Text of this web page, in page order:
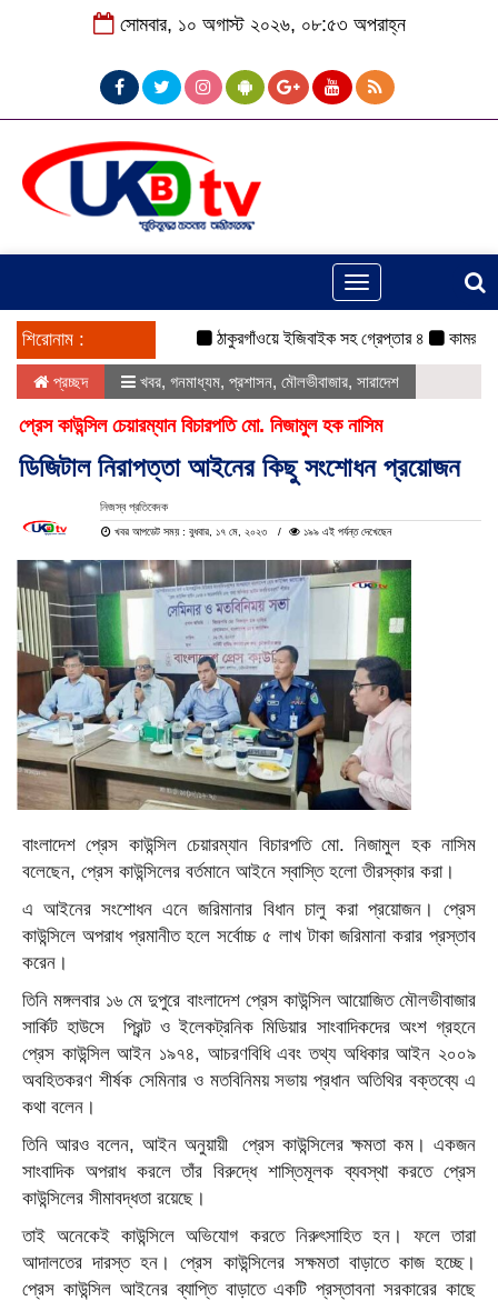
সোমবার, ১০ অগাস্ট ২০২৬, ০৮:৫৩ অপরাহ্ন
Toggle
navigation
শিরোনাম : ঠাকুরগাঁওয়ে ইজিবাইক সহ গ্রেপ্তার ৪ কামরুল-জসিম
প্রচ্ছদ খবর, গনমাধ্যম, প্রশাসন, মৌলভীবাজার, সারাদেশ
প্রেস কাউন্সিল চেয়ারম্যান বিচারপতি মো. নিজামুল হক নাসিম
ডিজিটাল নিরাপত্তা আইনের কিছু সংশোধন প্রয়োজন
নিজস্ব প্রতিবেদক
খবর আপডেট সময় : বুধবার, ১৭ মে, ২০২৩ ১৯৯ এই পর্যন্ত দেখেছেন
বাংলাদেশ প্রেস কাউন্সিল চেয়ারম্যান বিচারপতি মো. নিজামুল হক নাসিম
বলেছেন, প্রেস কাউন্সিলের বর্তমানে আইনে স্বাস্তি হলো তীরস্কার করা।
এ আইনের সংশোধন এনে জরিমানার বিধান চালু করা প্রয়োজন। প্রেস
কাউন্সিলে অপরাধ প্রমানীত হলে সর্বোচ্চ ৫ লাখ টাকা জরিমানা করার প্রস্তাব
করেন।
তিনি মঙ্গলবার ১৬ মে দুপুরে বাংলাদেশ প্রেস কাউন্সিল আয়োজিত মৌলভীবাজার
সার্কিট হাউসে প্রিন্ট ও ইলেকট্রনিক মিডিয়ার সাংবাদিকদের অংশ গ্রহনে
প্রেস কাউন্সিল আইন ১৯৭৪, আচরণবিধি এবং তথ্য অধিকার আইন ২০০৯
অবহিতকরণ শীর্ষক সেমিনার ও মতবিনিময় সভায় প্রধান অতিথির বক্তব্যে এ
কথা বলেন।
তিনি আরও বলেন, আইন অনুয়ায়ী প্রেস কাউন্সিলের ক্ষমতা কম। একজন
সাংবাদিক অপরাধ করলে তাঁর বিরুদ্ধে শাস্তিমূলক ব্যবস্থা করতে প্রেস
কাউন্সিলের সীমাবদ্ধতা রয়েছে।
তাই অনেকেই কাউন্সিলে অভিযোগ করতে নিরুৎসাহিত হন। ফলে তারা
আদালতের দারস্ত হন। প্রেস কাউন্সিলের সক্ষমতা বাড়াতে কাজ হচ্ছে।
প্রেস কাউন্সিল আইনের ব্যাপ্তি বাড়াতে একটি প্রস্তাবনা সরকারের কাছে